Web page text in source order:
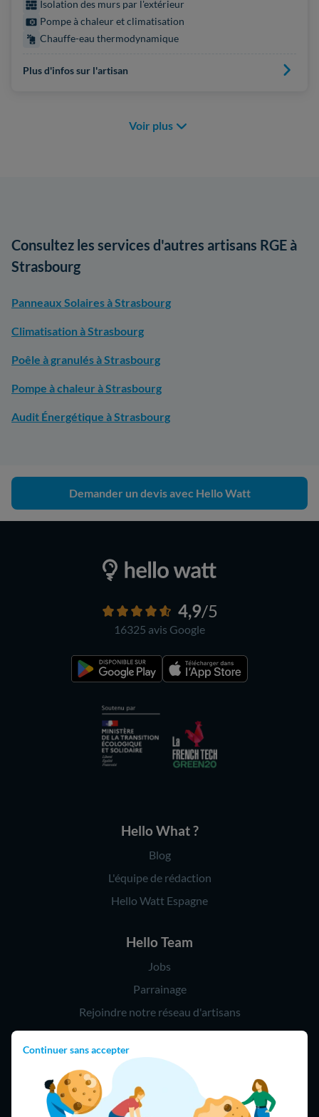
Continuer sans accepter
Isolation des murs par l'extérieur
Pompe à chaleur et climatisation
Chauffe-eau thermodynamique
Plus d'infos sur l'artisan
Voir plus
Consultez les services d'autres artisans RGE à
Strasbourg
Panneaux Solaires à Strasbourg
Climatisation à Strasbourg
Poêle à granulés à Strasbourg
Pompe à chaleur à Strasbourg
Audit Énergétique à Strasbourg
Demander un devis avec Hello Watt
4,9/5
16325 avis Google
Hello What ?
Blog
L'équipe de rédaction
Hello Watt Espagne
Hello Team
Jobs
Parrainage
Rejoindre notre réseau d'artisans
Hello !
09 75 18 60 60
(8h-21h)
75018 Paris